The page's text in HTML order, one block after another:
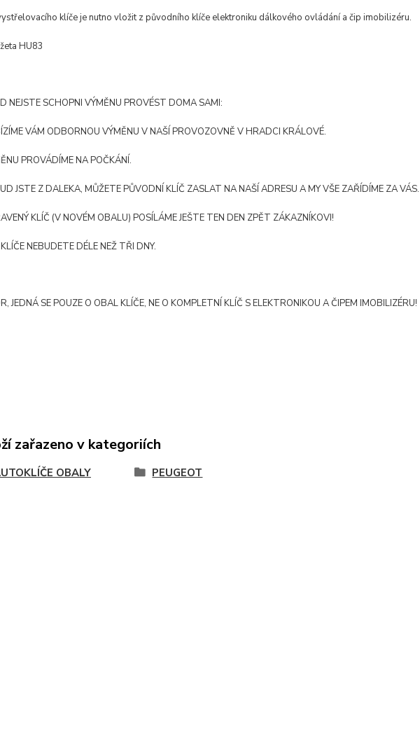
klíče je nutno vložit z původního klíče elektroniku dálkového ovládání a čip imobilizéru.
HU83
NEJSTE SCHOPNI VÝMĚNU PROVÉST DOMA SAMI:
VÁM ODBORNOU VÝMĚNU V NAŠÍ PROVOZOVNĚ V HRADCI KRÁLOVÉ.
PROVÁDÍME NA POČKÁNÍ.
JSTE Z DALEKA, MŮŽETE PŮVODNÍ KLÍČ ZASLAT NA NAŠÍ ADRESU A MY VŠE ZAŘÍDÍME ZA VÁS.
KLÍČ (V NOVÉM OBALU) POSÍLÁME JEŠTE TEN DEN ZPĚT ZÁKAZNÍKOVI!
NEBUDETE DÉLE NEŽ TŘI DNY.
JEDNÁ SE POUZE O OBAL KLÍČE, NE O KOMPLETNÍ KLÍČ S ELEKTRONIKOU A ČIPEM IMOBILIZÉRU!
zařazeno v kategoriích
OBALY PEUGEOT